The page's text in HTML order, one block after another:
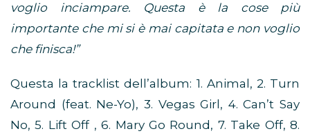
voglio inciampare. Questa è la cose più
importante che mi si è mai capitata e non voglio
che finisca!”
Questa la tracklist dell’album: 1. Animal, 2. Turn
Around (feat. Ne-Yo), 3. Vegas Girl, 4. Can’t Say
No, 5. Lift Off , 6. Mary Go Round, 7. Take Off, 8.